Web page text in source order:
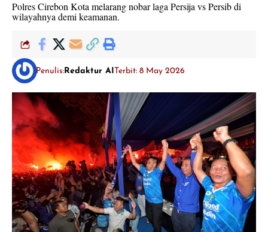
Polres Cirebon Kota melarang nobar laga Persija vs Persib di
wilayahnya demi keamanan.
Penulis: Redaktur AITerbit: 8 May 2026